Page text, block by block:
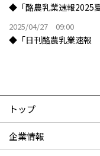
◆「酪農乳業速報2025
2025/04/27 09:00
◆「日刊酪農乳業速報
トップ
企業情報